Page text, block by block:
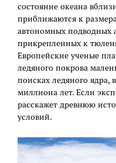
состояние океана
приближаются к
автономных подводных
прикрепленных к
Европейские ученые
ледяного покрова
поисках ледяного ядра,
миллиона лет. Если
расскажет древнюю
условий.